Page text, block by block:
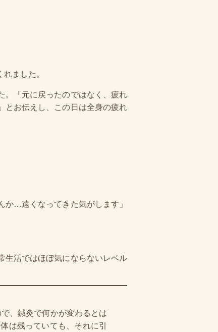
ました。
。「元に戻ったのではなく、疲れ
とお伝えし、この日は全身の疲れ
か…遠くなってきた気がします」
生活ではほぼ気にならないレベル
、鍼灸で何かが変わるとは
は残っていても、それに引